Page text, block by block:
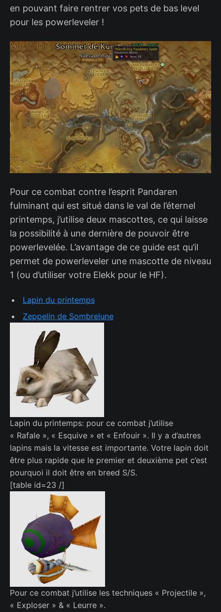
en pouvant faire rentrer vos pets de bas level
pour les powerleveler !
Pour ce combat contre l’esprit Pandaren
fulminant qui est situé dans le val de l’éternel
printemps, j’utilise deux mascottes, ce qui laisse
la possibilité à une dernière de pouvoir être
powerlevelée. L’avantage de ce guide est qu’il
permet de powerleveler une mascotte de niveau
1 (ou d’utiliser votre Elekk pour le HF).
Lapin du printemps
Zeppelin de Sombrelune
Lapin du printemps: pour ce combat j’utilise
« Rafale », « Esquive » et « Enfouir ». Il y a d’autres
lapins mais la vitesse est importante. Votre lapin doit
être plus rapide que le premier et deuxième pet c’est
pourquoi il doit être en breed S/S.
[table id=23 /]
Pour ce combat j’utilise les techniques « Projectile »,
« Exploser » & « Leurre ».